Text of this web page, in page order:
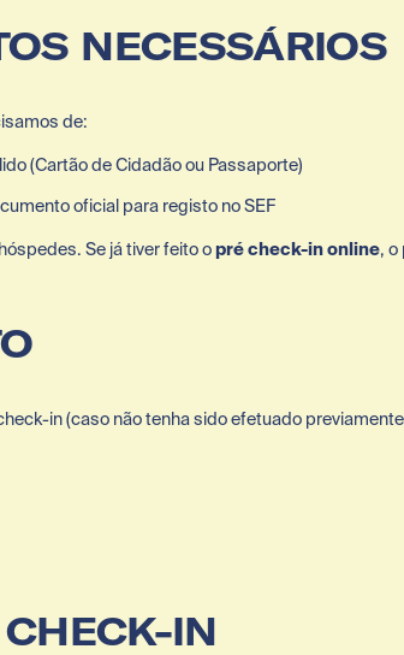
NECESSÁRIOS
de:
(Cartão de Cidadão ou Passaporte)
oficial para registo no SEF
Se já tiver feito o pré check-in online,
in (caso não tenha sido efetuado
IN